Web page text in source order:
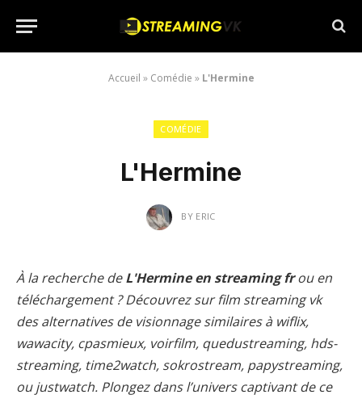
Accueil » Comédie » L'Hermine
COMÉDIE
L'Hermine
BY ERIC
À la recherche deL'Hermine en streaming frou en
téléchargement ? Découvrez sur film streaming vk
des alternatives de visionnage similaires à wiflix,
wawacity, cpasmieux, voirfilm, quedustreaming, hds-
streaming, time2watch, sokrostream, papystreaming,
ou justwatch. Plongez dans l’univers captivant de ce